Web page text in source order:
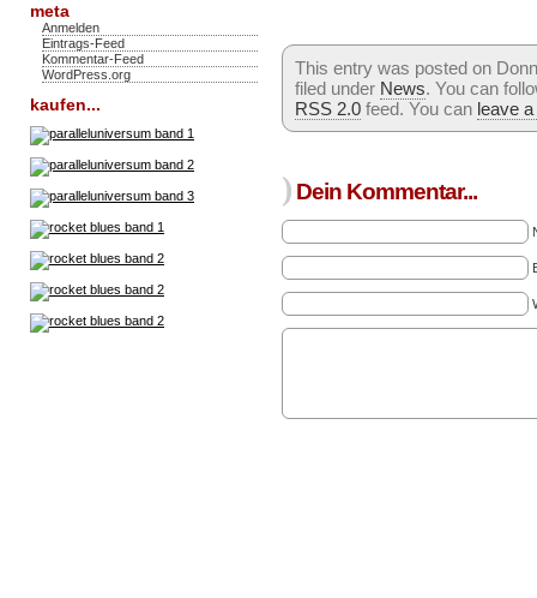
meta
Anmelden
Eintrags-Feed
Kommentar-Feed
WordPress.org
kaufen...
This entry was posted on
filed under News. You can
RSS 2.0 feed. You can leave
) Dein Kommentar...